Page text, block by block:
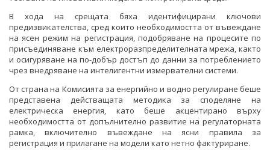
В хода на срещата бяха идентифицирани ключови
предизвикателства, сред които необходимостта от въвеждане
на ясен режим на регистрация, подобряване на процесите по
присъединяване към електроразпределителната мрежа, както
и осигуряване на по-добър достъп до данни за потреблението
чрез внедряване на интелигентни измервателни системи.
От страна на Комисията за енергийно и водно регулиране беше
представена действащата методика за споделяне на
електрическа енергия, като беше акцентирано върху
необходимостта от допълнително развитие на регулаторната
рамка, включително въвеждане на ясни правила за
регистрация и прилагане на модели като нетно фактуриране.